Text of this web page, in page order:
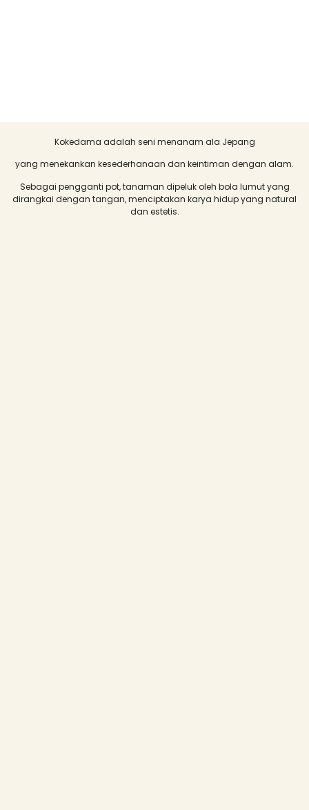
Kokedama adalah seni menanam ala Jepang
yang menekankan kesederhanaan dan keintiman dengan alam.
Sebagai pengganti pot, tanaman dipeluk oleh bola lumut yang
dirangkai dengan tangan, menciptakan karya hidup yang natural
dan estetis.